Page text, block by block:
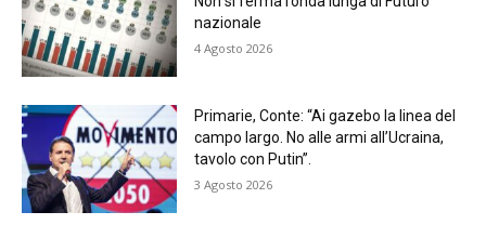
nazionale
4 Agosto 2026
Primarie, Conte: “Ai gazebo la linea del
campo largo. No alle armi all’Ucraina,
tavolo con Putin”.
3 Agosto 2026